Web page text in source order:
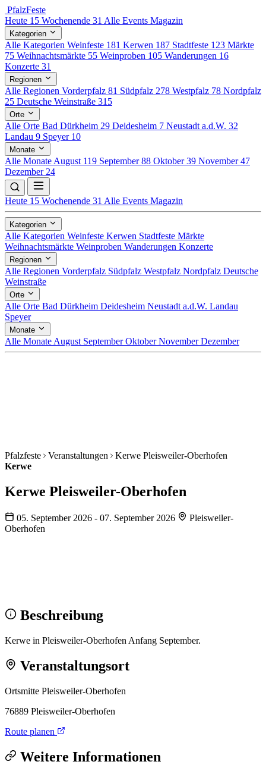
PfalzFeste
Heute 15 Wochenende 31 Alle Events Magazin
Kategorien
Alle Kategorien Weinfeste 181 Kerwen 187 Stadtfeste 123 Märkte
75 Weihnachtsmärkte 55 Weinproben 105 Wanderungen 16
Konzerte 31
Regionen
Alle Regionen Vorderpfalz 81 Südpfalz 278 Westpfalz 78 Nordpfalz
25 Deutsche Weinstraße 315
Orte
Alle Orte Bad Dürkheim 29 Deidesheim 7 Neustadt a.d.W. 32
Landau 9 Speyer 10
Monate
Alle Monate August 119 September88 Oktober39 November47
Dezember 24
Heute 15 Wochenende 31 Alle Events Magazin
Kategorien
Alle Kategorien Weinfeste Kerwen Stadtfeste Märkte
Weihnachtsmärkte Weinproben Wanderungen Konzerte
Regionen
Alle Regionen Vorderpfalz Südpfalz Westpfalz Nordpfalz Deutsche
Weinstraße
Orte
Alle Orte Bad Dürkheim Deidesheim Neustadt a.d.W. Landau
Speyer
Monate
Alle Monate August SeptemberOktoberNovemberDezember
Pfalzfeste Veranstaltungen
Kerwe Pleisweiler-Oberhofen
Kerwe
Kerwe Pleisweiler-Oberhofen
05. September 2026 - 07. September 2026
Pleisweiler-
Oberhofen
Beschreibung
Kerwe in Pleisweiler-Oberhofen Anfang September.
Veranstaltungsort
Ortsmitte Pleisweiler-Oberhofen
76889 Pleisweiler-Oberhofen
Route planen
Weitere Informationen